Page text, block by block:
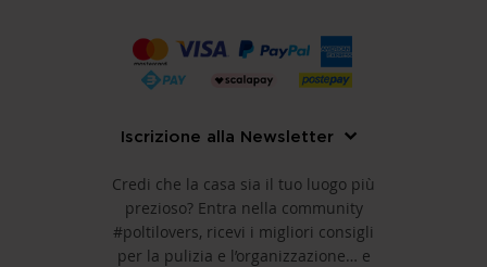
Iscrizione alla Newsletter
Credi che la casa sia il tuo luogo più
prezioso? Entra nella community
#poltilovers, ricevi i migliori consigli
per la pulizia e l’organizzazione… e